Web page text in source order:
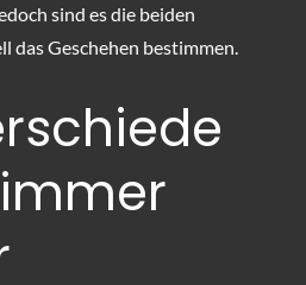
sind es die beiden
das Geschehen bestimmen.